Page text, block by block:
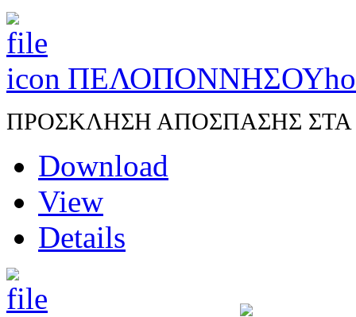
ΠΕΛΟΠΟΝΝΗΣΟΥ
ΠΡΟΣΚΛΗΣΗ ΑΠΟΣΠΑΣΗΣ ΣΤΑ
Download
View
Details